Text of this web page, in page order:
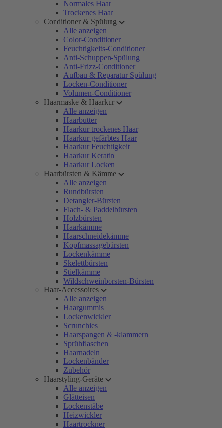
Normales Haar
Trockenes Haar
Conditioner & Spülung
Alle anzeigen
Color-Conditioner
Feuchtigkeits-Conditioner
Anti-Schuppen-Spülung
Anti-Frizz-Conditioner
Aufbau & Reparatur Spülung
Locken-Conditioner
Volumen-Conditioner
Haarmaske & Haarkur
Alle anzeigen
Haarbutter
Haarkur trockenes Haar
Haarkur gefärbtes Haar
Haarkur Feuchtigkeit
Haarkur Keratin
Haarkur Locken
Haarbürsten & Kämme
Alle anzeigen
Rundbürsten
Detangler-Bürsten
Flach- & Paddelbürsten
Holzbürsten
Haarkämme
Haarschneidekämme
Kopfmassagebürsten
Lockenkämme
Skelettbürsten
Stielkämme
Wildschweinborsten-Bürsten
Haar-Accessoires
Alle anzeigen
Haargummis
Lockenwickler
Scrunchies
Haarspangen & -klammern
Sprühflaschen
Haarnadeln
Lockenbänder
Zubehör
Haarstyling-Geräte
Alle anzeigen
Glätteisen
Lockenstäbe
Heizwickler
Haartrockner